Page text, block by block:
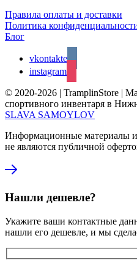
Правила оплаты и доставки
Политика
Блог
vkontakte
instagram
© 2020-2026 | TramplinStore |
спортивного инвентаря в
SLAVA SAMOYLOV
Информационные материалы
не являются публичной
Нашли дешевле?
Укажите ваши контактные
нашли его дешевле, и мы